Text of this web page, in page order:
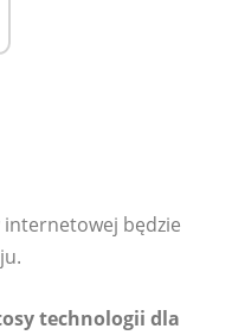
będzie
technologii dla